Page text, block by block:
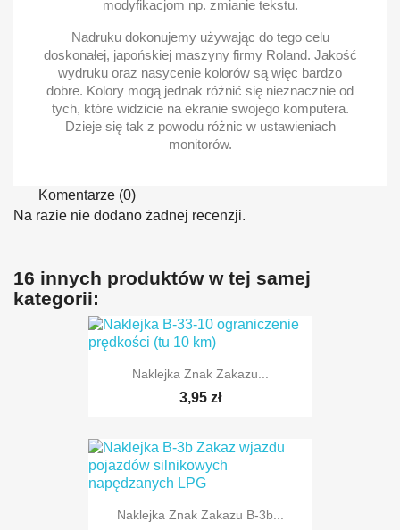
modyfikacjom np. zmianie tekstu.
Nadruku dokonujemy używając do tego celu
doskonałej, japońskiej maszyny firmy Roland. Jakość
wydruku oraz nasycenie kolorów są więc bardzo
dobre. Kolory mogą jednak różnić się nieznacznie od
tych, które widzicie na ekranie swojego komputera.
Dzieje się tak z powodu różnic w ustawieniach
monitorów.
Komentarze (0)
Na razie nie dodano żadnej recenzji.
16 innych produktów w tej samej
kategorii:
Naklejka Znak Zakazu...
3,95 zł
TYLKO ONLINE
Naklejka Znak Zakazu B-3b...